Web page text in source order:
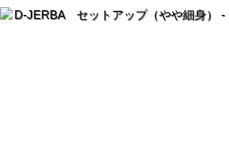
D-JERBA セットアップ（やや細身） -